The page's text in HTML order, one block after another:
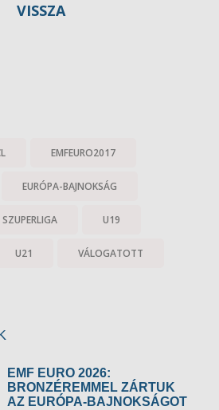
VISSZA
EMFEURO2017
EURÓPA-BAJNOKSÁG
SZUPERLIGA U19
U21 VÁLOGATOTT
EMF EURO 2026:
BRONZÉREMMEL ZÁRTUK
AZ EURÓPA-BAJNOKSÁGOT